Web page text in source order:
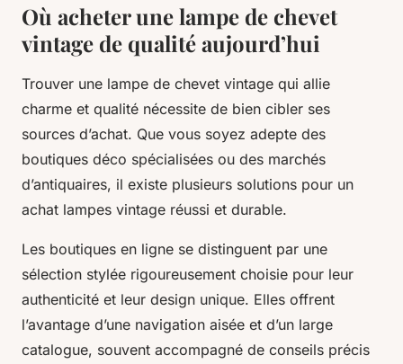
Où acheter une lampe de chevet
vintage de qualité aujourd’hui
Trouver une lampe de chevet vintage qui allie
charme et qualité nécessite de bien cibler ses
sources d’achat. Que vous soyez adepte des
boutiques déco spécialisées ou des marchés
d’antiquaires, il existe plusieurs solutions pour un
achat lampes vintage réussi et durable.
Les boutiques en ligne se distinguent par une
sélection stylée rigoureusement choisie pour leur
authenticité et leur design unique. Elles offrent
l’avantage d’une navigation aisée et d’un large
catalogue, souvent accompagné de conseils précis